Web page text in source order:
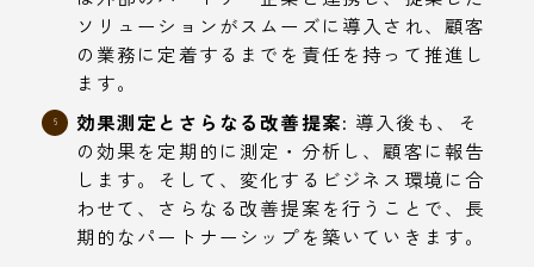
ソリューションがスムーズに導入され、顧客
の業務に定着するまでを責任を持って推進し
ます。
効果測定とさらなる改善提案: 導入後も、そ
の効果を定期的に測定・分析し、顧客に報告
します。そして、変化するビジネス環境に合
わせて、さらなる改善提案を行うことで、長
期的なパートナーシップを築いていきます。